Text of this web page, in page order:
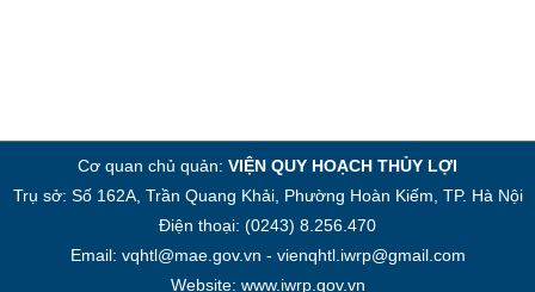
Cơ quan chủ quản: VIỆN QUY HOẠCH THỦY LỢI
Trụ sở: Số 162A, Trần Quang Khải, Phường Hoàn Kiếm, TP. Hà Nội
Điện thoại: (0243) 8.256.470
Email: vqhtl@mae.gov.vn - vienqhtl.iwrp@gmail.com
Website: www.iwrp.gov.vn